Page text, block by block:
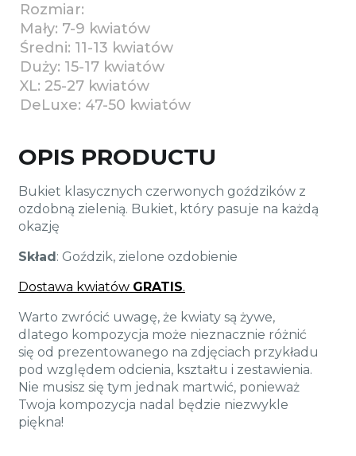
Rozmiar:
Mały: 7-9 kwiatów
Średni: 11-13 kwiatów
Duży: 15-17 kwiatów
XL: 25-27 kwiatów
DeLuxe: 47-50 kwiatów
OPIS PRODUCTU
Bukiet klasycznych czerwonych goździków z
ozdobną zielenią. Bukiet, który pasuje na każdą
okazję
Skład: Goździk, zielone ozdobienie
Dostawa kwiatów GRATIS.
Warto zwrócić uwagę, że kwiaty są żywe,
dlatego kompozycja może nieznacznie różnić
się od prezentowanego na zdjęciach przykładu
pod względem odcienia, kształtu i zestawienia.
Nie musisz się tym jednak martwić, ponieważ
Twoja kompozycja nadal będzie niezwykle
piękna!